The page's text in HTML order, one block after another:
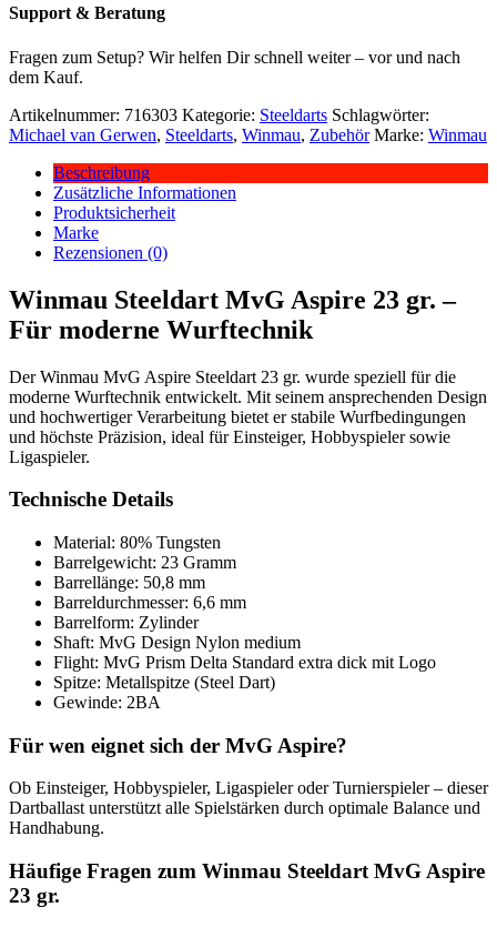
Support & Beratung
Fragen zum Setup? Wir helfen Dir schnell weiter – vor und nach
dem Kauf.
Artikelnummer: 716303 Kategorie: Steeldarts Schlagwörter:
Michael van Gerwen, Steeldarts, Winmau, Zubehör Marke: Winmau
Beschreibung
Zusätzliche Informationen
Produktsicherheit
Marke
Rezensionen (0)
Winmau Steeldart MvG Aspire 23 gr. –
Für moderne Wurftechnik
Der Winmau MvG Aspire Steeldart 23 gr. wurde speziell für die
moderne Wurftechnik entwickelt. Mit seinem ansprechenden Design
und hochwertiger Verarbeitung bietet er stabile Wurfbedingungen
und höchste Präzision, ideal für Einsteiger, Hobbyspieler sowie
Ligaspieler.
Technische Details
Material: 80% Tungsten
Barrelgewicht: 23 Gramm
Barrellänge: 50,8 mm
Barreldurchmesser: 6,6 mm
Barrelform: Zylinder
Shaft: MvG Design Nylon medium
Flight: MvG Prism Delta Standard extra dick mit Logo
Spitze: Metallspitze (Steel Dart)
Gewinde: 2BA
Für wen eignet sich der MvG Aspire?
Ob Einsteiger, Hobbyspieler, Ligaspieler oder Turnierspieler – dieser
Dartballast unterstützt alle Spielstärken durch optimale Balance und
Handhabung.
Häufige Fragen zum Winmau Steeldart MvG Aspire
23 gr.